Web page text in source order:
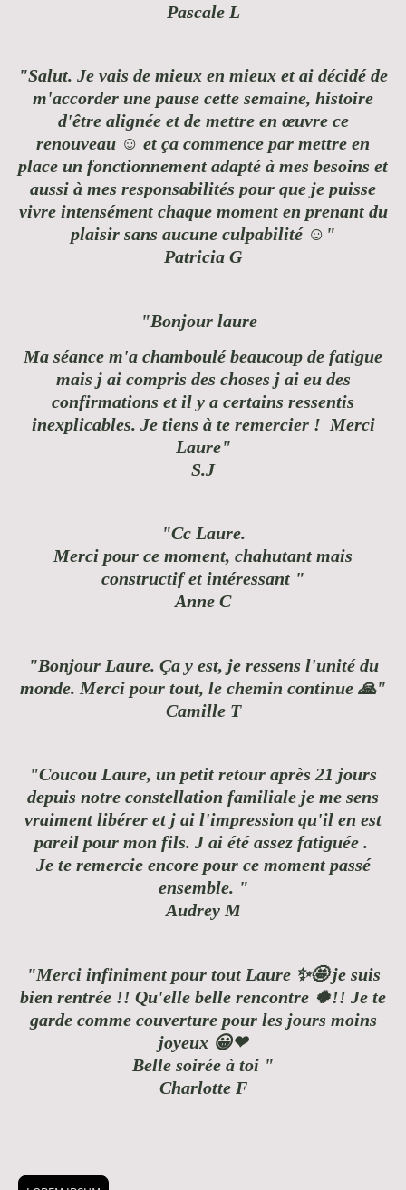
Pascale L
"Salut. Je vais de mieux en mieux et ai décidé de
m'accorder une pause cette semaine, histoire
d'être alignée et de mettre en œuvre ce
renouveau ☺ et ça commence par mettre en
place un fonctionnement adapté à mes besoins et
aussi à mes responsabilités pour que je puisse
vivre intensément chaque moment en prenant du
plaisir sans aucune culpabilité ☺"
Patricia G
"Bonjour laure
Ma séance m'a chamboulé beaucoup de fatigue
mais j ai compris des choses j ai eu des
confirmations et il y a certains ressentis
inexplicables. Je tiens à te remercier ! Merci
Laure"
S.J
"Cc Laure.
Merci pour ce moment, chahutant mais
constructif et intéressant "
Anne C
"Bonjour Laure. Ça y est, je ressens l'unité du
monde. Merci pour tout, le chemin continue 🙏"
Camille T
"Coucou Laure, un petit retour après 21 jours
depuis notre constellation familiale je me sens
vraiment libérer et j ai l'impression qu'il en est
pareil pour mon fils. J ai été assez fatiguée .
Je te remercie encore pour ce moment passé
ensemble. "
Audrey M
"Merci infiniment pour tout Laure ✨🤩 je suis
bien rentrée !! Qu'elle belle rencontre 🍀!! Je te
garde comme couverture pour les jours moins
joyeux 😀❤
Belle soirée à toi "
Charlotte F